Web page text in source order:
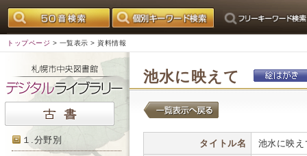
トップページ > 一覧表示 > 資料情報
１.分野別
池水に映えて
タイトル名 池水に映え